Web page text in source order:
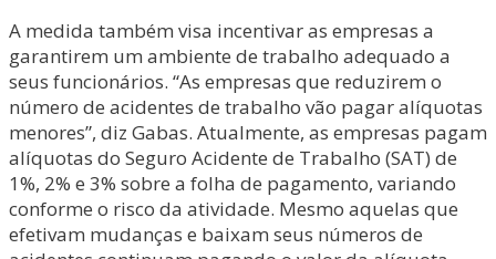
A medida também visa incentivar as empresas a
garantirem um ambiente de trabalho adequado a
seus funcionários. “As empresas que reduzirem o
número de acidentes de trabalho vão pagar alíquotas
menores”, diz Gabas. Atualmente, as empresas pagam
alíquotas do Seguro Acidente de Trabalho (SAT) de
1%, 2% e 3% sobre a folha de pagamento, variando
conforme o risco da atividade. Mesmo aquelas que
efetivam mudanças e baixam seus números de